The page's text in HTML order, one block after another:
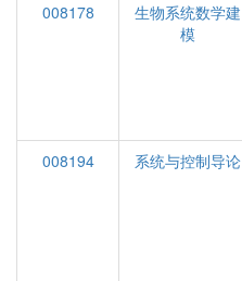
008178
生物系统数学建
模
008194
系统与控制导论